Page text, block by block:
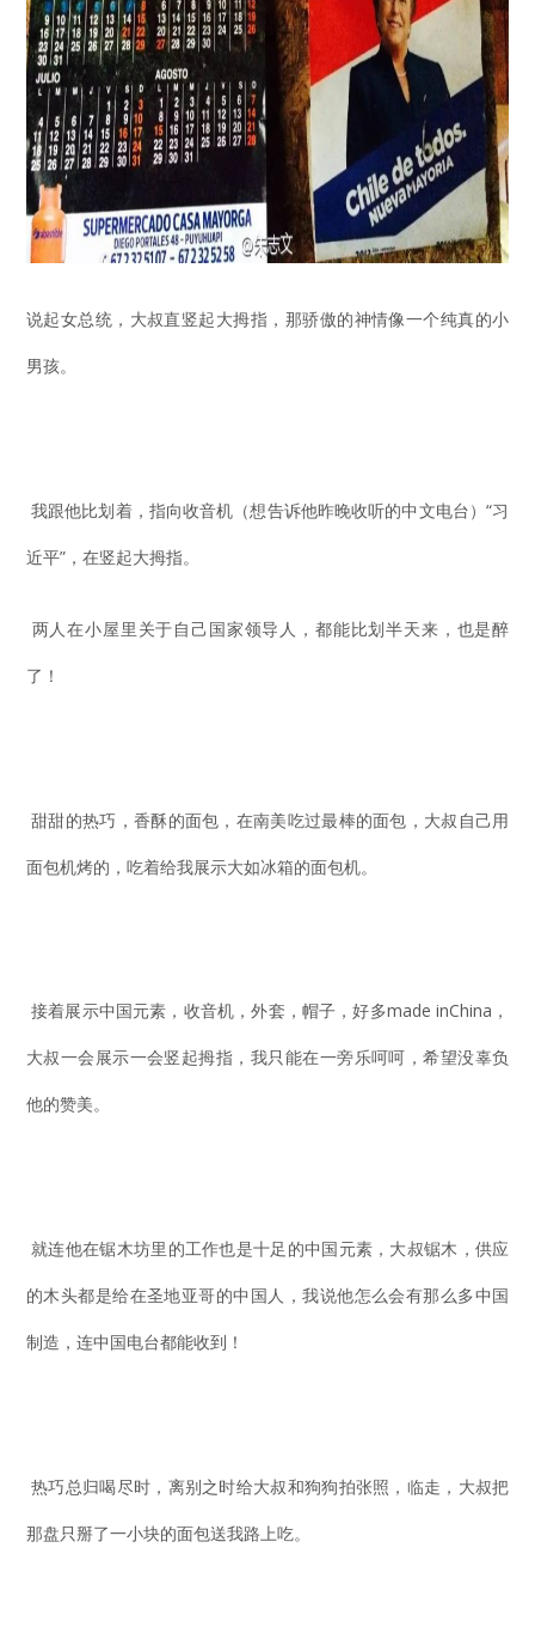
说起女总统，大叔直竖起大拇指，那骄傲的神情像一个纯真的小
男孩。
我跟他比划着，指向收音机（想告诉他昨晚收听的中文电台）“习
近平”，在竖起大拇指。
两人在小屋里关于自己国家领导人，都能比划半天来，也是醉
了！
甜甜的热巧，香酥的面包，在南美吃过最棒的面包，大叔自己用
面包机烤的，吃着给我展示大如冰箱的面包机。
接着展示中国元素，收音机，外套，帽子，好多made inChina，
大叔一会展示一会竖起拇指，我只能在一旁乐呵呵，希望没辜负
他的赞美。
就连他在锯木坊里的工作也是十足的中国元素，大叔锯木，供应
的木头都是给在圣地亚哥的中国人，我说他怎么会有那么多中国
制造，连中国电台都能收到！
热巧总归喝尽时，离别之时给大叔和狗狗拍张照，临走，大叔把
那盘只掰了一小块的面包送我路上吃。